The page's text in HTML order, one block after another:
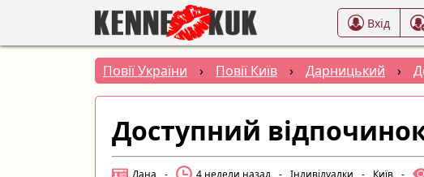
Вхід
Повії України › Повії Київ › Дарницький ›
Доступний
Дана - 4 недели назад - Індивідуалки - Київ -